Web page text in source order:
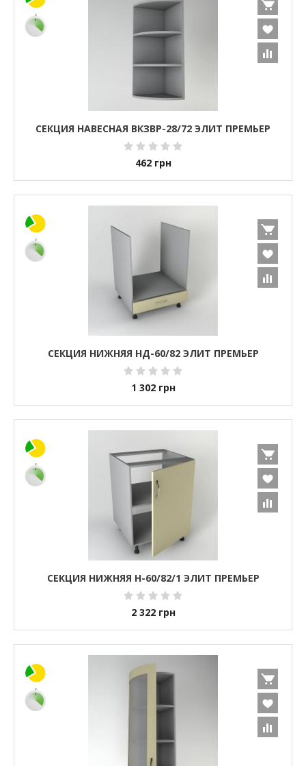
СЕКЦИЯ НАВЕСНАЯ ВКЗВР-28/72 ЭЛИТ ПРЕМЬЕР
462 грн
СЕКЦИЯ НИЖНЯЯ НД-60/82 ЭЛИТ ПРЕМЬЕР
1 302 грн
СЕКЦИЯ НИЖНЯЯ Н-60/82/1 ЭЛИТ ПРЕМЬЕР
2 322 грн